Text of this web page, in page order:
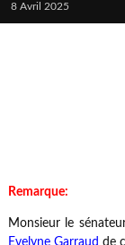
8 Avril 2025
Remarque:
Monsieur le
Evelyne Garraud de